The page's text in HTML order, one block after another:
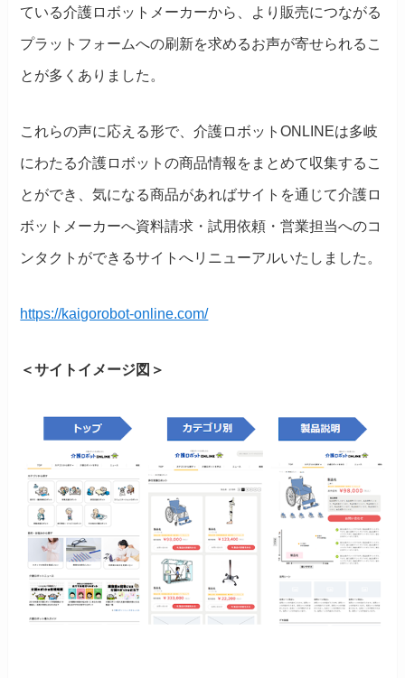
ている介護ロボットメーカーから、より販売につながる
プラットフォームへの刷新を求めるお声が寄せられるこ
とが多くありました。
これらの声に応える形で、介護ロボットONLINEは多岐
にわたる介護ロボットの商品情報をまとめて収集するこ
とができ、気になる商品があればサイトを通じて介護ロ
ボットメーカーへ資料請求・試用依頼・営業担当へのコ
ンタクトができるサイトへリニューアルいたしました。
https://kaigorobot-online.com/
＜サイトイメージ図＞